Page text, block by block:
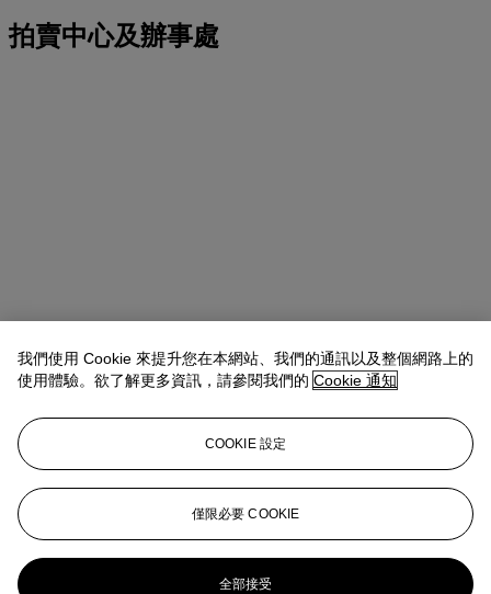
拍賣中心及辦事處
地址
20 Rockefeller Center
聯絡我們
+1 212 636 2000 info@christies.com
我們使用 Cookie 來提升您在本網站、我們的通訊以及整個網路上的
使用體驗。欲了解更多資訊，請參閱我們的 Cookie 通知
COOKIE 設定
僅限必要 COOKIE
全部接受